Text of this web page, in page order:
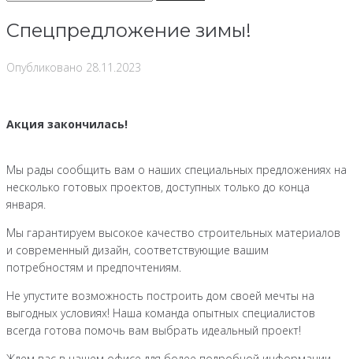
Спецпредложение зимы!
Опубликовано 28.11.2023
Акция закончилась!
Мы рады сообщить вам о наших специальных предложениях на
несколько готовых проектов, доступных только до конца
января.
Мы гарантируем высокое качество строительных материалов
и современный дизайн, соответствующие вашим
потребностям и предпочтениям.
Не упустите возможность построить дом своей мечты на
выгодных условиях! Наша команда опытных специалистов
всегда готова помочь вам выбрать идеальный проект!